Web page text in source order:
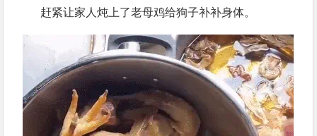
赶紧让家人炖上了老母鸡给狗子补补身体。